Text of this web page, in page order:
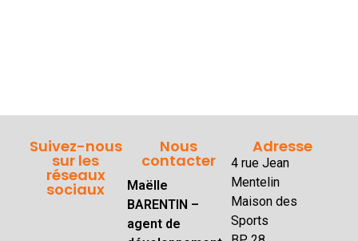
Suivez-nous
sur les
réseaux
sociaux
Nous
contacter
Maëlle
BARENTIN –
agent de
Adresse
4 rue Jean
Mentelin
Maison des
Sports